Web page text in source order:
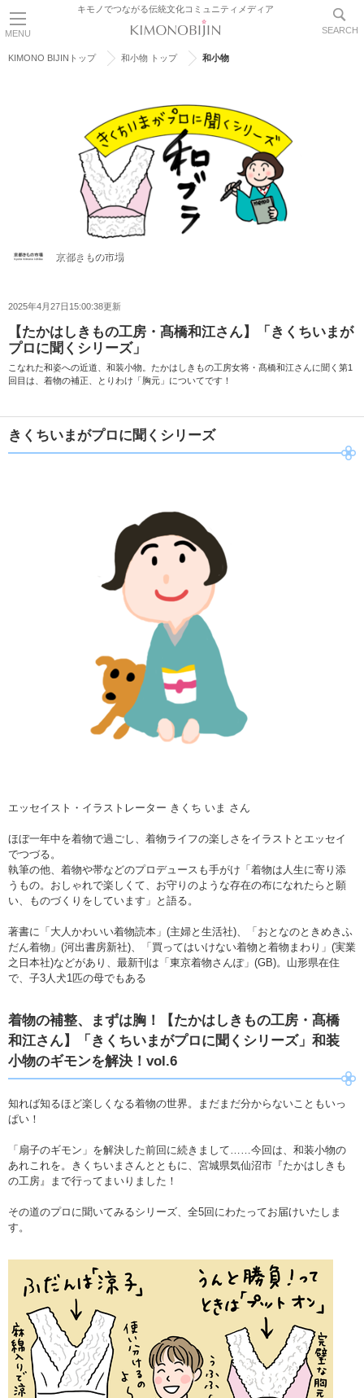
KIMONO BIJINトップ 和小物 トップ 和小物
京都きもの市場
2025年4月27日15:00:38更新
【たかはしきもの工房・髙橋和江さん】「きくちいまが
プロに聞くシリーズ」
こなれた和姿への近道、和装小物。たかはしきもの工房女将・髙橋和江さんに聞く第1
回目は、着物の補正、とりわけ「胸元」についてです！
きくちいまがプロに聞くシリーズ
エッセイスト・イラストレーター きくち いま さん
ほぼ一年中を着物で過ごし、着物ライフの楽しさをイラストとエッセイ
でつづる。
執筆の他、着物や帯などのプロデュースも手がけ「着物は人生に寄り添
うもの。おしゃれで楽しくて、お守りのような存在の布になれたらと願
い、ものづくりをしています」と語る。
著書に「大人かわいい着物読本」(主婦と生活社)、「おとなのときめきふ
だん着物」(河出書房新社)、「買ってはいけない着物と着物まわり」(実業
之日本社)などがあり、最新刊は「東京着物さんぽ」(GB)。山形県在住
で、子3人犬1匹の母でもある
着物の補整、まずは胸！【たかはしきもの工房・髙橋
和江さん】「きくちいまがプロに聞くシリーズ」和装
小物のギモンを解決！vol.6
知れば知るほど楽しくなる着物の世界。まだまだ分からないこともいっ
ぱい！
「扇子のギモン」を解決した前回に続きまして……今回は、和装小物の
あれこれを。きくちいまさんとともに、宮城県気仙沼市『たかはしきも
の工房』まで行ってまいりました！
その道のプロに聞いてみるシリーズ、全5回にわたってお届けいたしま
す。
MENU
キモノでつながる伝統文化コミュニティメディア
SEARCH